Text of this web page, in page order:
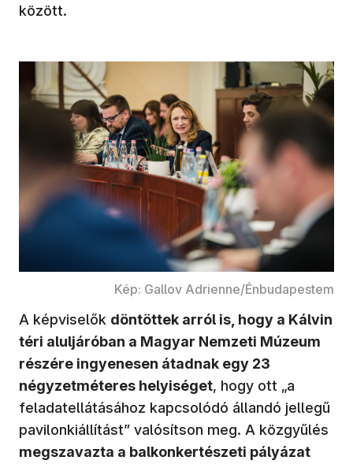
között.
Kép: Gallov Adrienne/Énbudapestem
A képviselők döntöttek arról is, hogy a Kálvin
téri aluljáróban a Magyar Nemzeti Múzeum
részére ingyenesen átadnak egy 23
négyzetméteres helyiséget, hogy ott „a
feladatellátásához kapcsolódó állandó jellegű
pavilonkiállítást” valósítson meg. A közgyűlés
megszavazta a balkonkertészeti pályázat